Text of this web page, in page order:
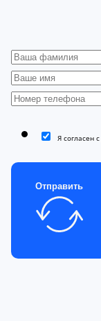
Я согласен с
Отправить